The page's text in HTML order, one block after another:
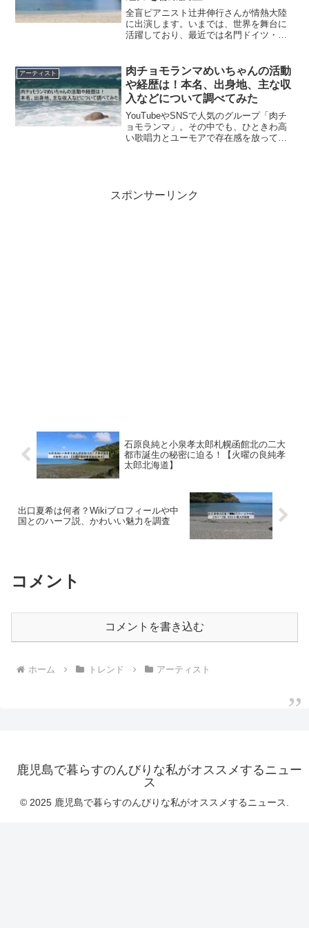
全盲ピアニスト辻井伸行さんが情熱大陸
に出演します。いまでは、世界を舞台に
活躍しており、最近では名門ドイツ・グ
トスタジオも初公開され、その素顔に注
目が集まっております。そ...
アーティスト
肉チョモランマめいちゃんの活動
や経歴は！本名、出身地、主な収
入などについて調べてみた
YouTubeやSNSで人気のグループ「肉チ
ョモランマ」。その中でも、ひときわ高
い歌唱力とユーモアで存在感を放ってい
スポンサーリンク
石原良純と小泉孝太郎札幌函館北の二大
都市誕生の秘密に迫る！【火曜の良純孝
太郎北海道】
出口夏希は何者？Wikiプロフィールや中
国とのハーフ説、かわいい魅力を調査
コメント
コメントを書き込む
ホーム トレンド アーティスト
鹿児島で暮らすのんびりな私がオススメするニュー
ス
© 2025 鹿児島で暮らすのんびりな私がオススメするニュース.